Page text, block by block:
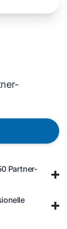
Partner-